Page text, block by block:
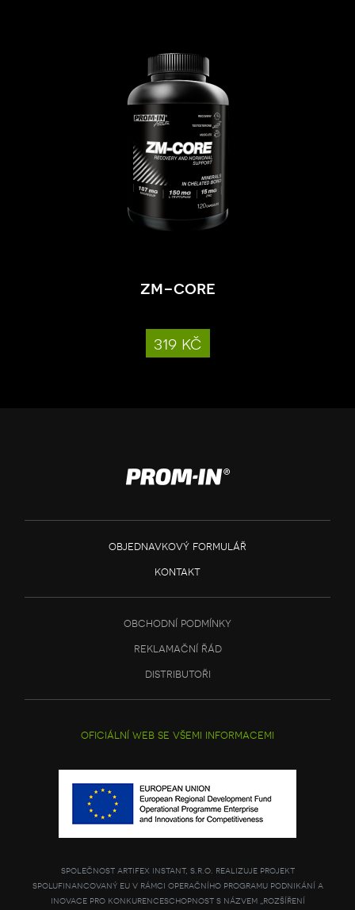
zm-core
319 kč
objednavkový formulář
kontakt
obchodní podmínky
reklamační řád
distributoři
oficiální web se všemi informacemi
společnost artifex instant, s.r.o. realizuje projekt
spolufinancovaný eu v rámci operačního programu podnikání a
inovace pro konkurenceschopnost s názvem „rozšíření